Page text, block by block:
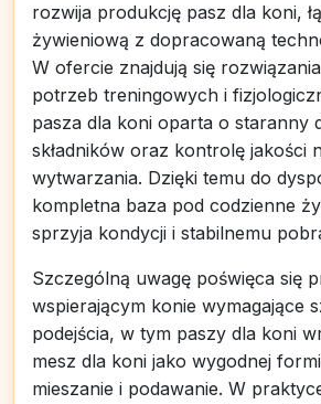
rozwija produkcję pasz dla koni,
żywieniową z dopracowaną
W ofercie znajdują się
potrzeb treningowych i
pasza dla koni oparta o staranny
składników oraz kontrolę jakości
wytwarzania. Dzięki temu do
kompletna baza pod codzienne
sprzyja kondycji i stabilnemu
Szczególną uwagę poświęca się
wspierającym konie wymagające
podejścia, w tym paszy dla koni
mesz dla koni jako wygodnej
mieszanie i podawanie. W